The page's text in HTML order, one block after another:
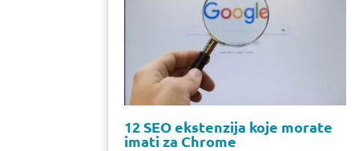
12 SEO ekstenzija koje morate
imati za Chrome